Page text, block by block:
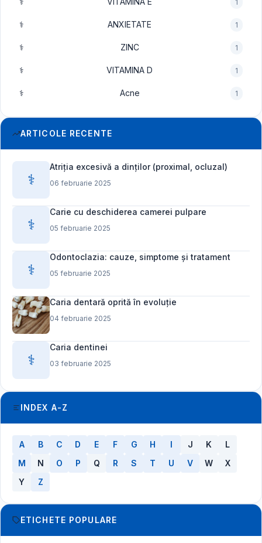
1
⚕️ ANXIETATE 1
⚕️ ZINC 1
⚕️ VITAMINA D 1
⚕️ Acne 1
ARTICOLE RECENTE
⚕️
Atriția excesivă a dinților (proximal, ocluzal)
06 februarie 2025
⚕️
Carie cu deschiderea camerei pulpare
05 februarie 2025
⚕️
Odontoclazia: cauze, simptome și tratament
05 februarie 2025
Caria dentară oprită în evoluție
04 februarie 2025
⚕️
Caria dentinei
03 februarie 2025
INDEX A-Z
A B C D E F G H I J K
L
M
N O P Q R S T U V W
X
Y
Z
ETICHETE POPULARE